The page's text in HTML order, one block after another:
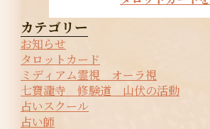
カテゴリー
お知らせ
タロットカード
ミディアム霊視 オーラ視
七寶瀧寺 修験道 山伏の活動
占いスクール
占い師